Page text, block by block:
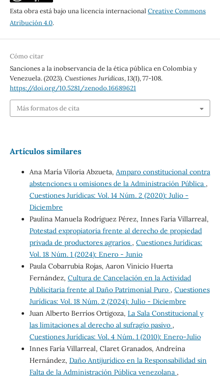
Esta obra está bajo una licencia internacional Creative Commons
Atribución 4.0.
Cómo citar
Sanciones a la inobservancia de la ética pública en Colombia y
Venezuela. (2023).Cuestiones Jurídicas,13(1), 77-108.
https://doi.org/10.5281/zenodo.16689621
Más formatos de cita
Artículos similares
Ana María Viloria Abzueta, Amparo constitucional contra
abstenciones u omisiones de la Administración Pública ,
Cuestiones Jurídicas: Vol. 14 Núm. 2 (2020): Julio -
Diciembre
Paulina Manuela Rodríguez Pérez, Innes Faría Villarreal,
Potestad expropiatoria frente al derecho de propiedad
privada de productores agrarios , Cuestiones Jurídicas:
Vol. 18 Núm. 1 (2024): Enero - Junio
Paula Cobarrubia Rojas, Aaron Vinicio Huerta
Fernández, Cultura de Cancelación en la Actividad
Publicitaria frente al Daño Patrimonial Puro , Cuestiones
Jurídicas: Vol. 18 Núm. 2 (2024): Julio - Diciembre
Juan Alberto Berríos Ortigoza, La Sala Constitucional y
las limitaciones al derecho al sufragio pasivo ,
Cuestiones Jurídicas: Vol. 4 Núm. 1 (2010): Enero-Julio
Innes Faría Villarreal, Claret Granados, Andreína
Hernández, Daño Antijurídico en la Responsabilidad sin
Falta de la Administración Pública venezolana ,